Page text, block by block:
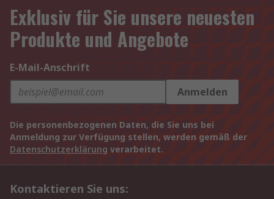
Exklusiv für Sie unsere neuesten
Produkte und Angebote
E-Mail-Anschrift
Anmelden
Die personenbezogenen Daten, die Sie uns bei
Anmeldung zur Verfügung stellen, werden gemäß der
Datenschutzerklärung verarbeitet.
Kontaktieren Sie uns: